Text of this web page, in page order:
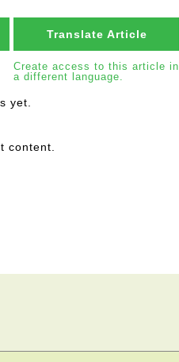
Translate Article
Create access to this article in
a different language.
yet.
content.